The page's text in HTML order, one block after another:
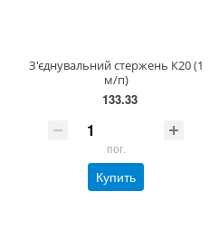
З'єднувальний стержень К20 (1
м/п)
133.33
пог.
Купить